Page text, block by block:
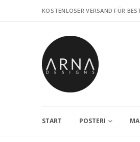
KOSTENLOSER VERSAND FÜR
START POSTERI